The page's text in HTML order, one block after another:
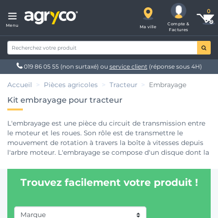
Menu Ma ville
Compte &
Factures
019 86 05 55 (non surtaxé) ou service client(réponse sous 4H)
Accueil Pièces agricoles Tracteur Embrayage
Kit embrayage pour tracteur
L'embrayage est une pièce du circuit de transmission entre
le moteur et les roues. Son rôle est de transmettre le
mouvement de rotation à travers la boîte à vitesses depuis
l'arbre moteur. L'embrayage se compose d'un disque dont la
essentielle et doit être en bon état. C'est une pièce que l'on
remplace généralement entre 5000h et 8000h selon
simples et mécaniques ou encore combinant gestion de
Trouvez facilement votre produit !
Marque